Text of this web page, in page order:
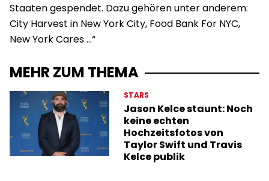
Staaten gespendet. Dazu gehören unter anderem:
City Harvest in New York City, Food Bank For NYC,
New York Cares …“
MEHR ZUM THEMA
STARS
Jason Kelce staunt: Noch
keine echten
Hochzeitsfotos von
Taylor Swift und Travis
Kelce publik